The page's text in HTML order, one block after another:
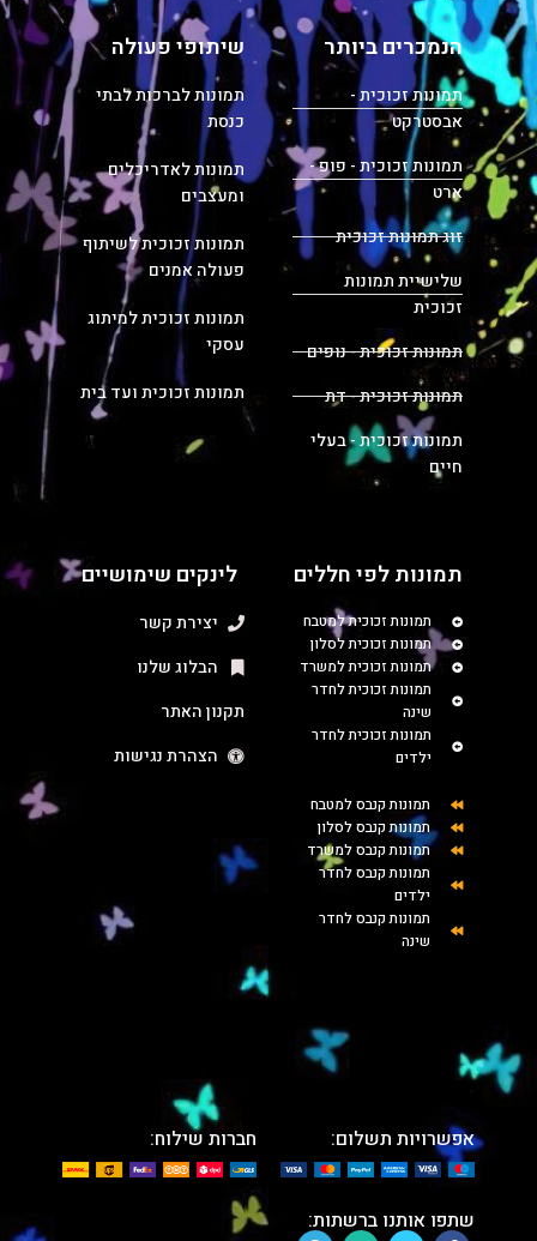
הנמכרים ביותר
תמונות זכוכית -
אבסטרקט
תמונות זכוכית - פופ -
ארט
זוג תמונות זכוכית
שלישיית תמונות
זכוכית
תמונות זכוכית - נופים
תמונות זכוכית - דת
תמונות זכוכית - בעלי
חיים
שיתופי פעולה
תמונות לברכות לבתי
כנסת
תמונות לאדריכלים
ומעצבים
תמונות זכוכית לשיתוף
פעולה אמנים
תמונות זכוכית למיתוג
עסקי
תמונות זכוכית ועד בית
תמונות לפי חללים
תמונות זכוכית למטבח
תמונות זכוכית לסלון
תמונות זכוכית למשרד
תמונות זכוכית לחדר
שינה
תמונות זכוכית לחדר
ילדים
תמונות קנבס למטבח
תמונות קנבס לסלון
תמונות קנבס למשרד
תמונות קנבס לחדר
ילדים
תמונות קנבס לחדר
שינה
לינקים שימושיים
יצירת קשר
הבלוג שלנו
תקנון האתר
הצהרת נגישות
אפשרויות תשלום: חברות שילוח:
שתפו אותנו ברשתות: